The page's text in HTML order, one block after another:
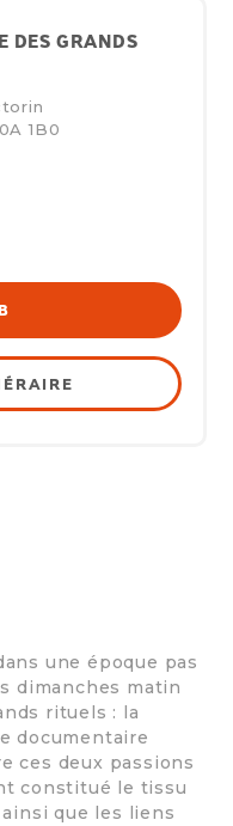
DES GRANDS
1B0
une époque pas
dimanches matin
rituels : la
documentaire
ces deux passions
constitué le tissu
que les liens